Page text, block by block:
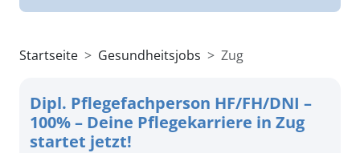
Startseite Gesundheitsjobs Zug
Dipl. Pflegefachperson HF/FH/DNI –
100% – Deine Pflegekarriere in Zug
startet jetzt!